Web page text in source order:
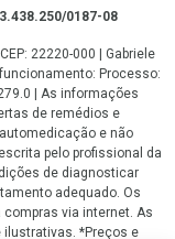
0187-08
22220-000 | Gabriele
Processo:
| As informações
de remédios e
e não
pelo profissional da
de diagnosticar
adequado. Os
via internet. As
*Preços e